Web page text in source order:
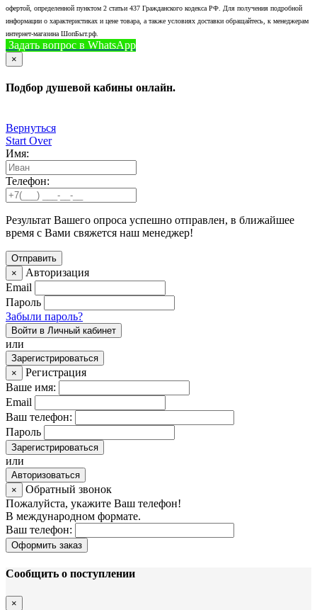
офертой, определенной пунктом 2 статьи 437 Гражданского кодекса РФ. Для получения подробной
информации о характеристиках и цене товара, а также условиях доставки обращайтесь, к менеджерам
интернет-магазина ШопБыт.рф.
Задать вопрос в WhatsApp
×
Подбор душевой кабины онлайн.
Вернуться
Start Over
Имя:
Телефон:
Результат Вашего опроса успешно отправлен, в ближайшее
время с Вами свяжется наш менеджер!
×
Авторизация
Email
Пароль
Забыли пароль?
Войти в Личный кабинет
или
Зарегистрироваться
×
Регистрация
Ваше имя:
Email
Ваш телефон:
Пароль
Зарегистрироваться
или
Авторизоваться
×
Обратный звонок
Пожалуйста, укажите Ваш телефон!
В международном формате.
Ваш телефон:
Оформить заказ
Сообщить о поступлении
×